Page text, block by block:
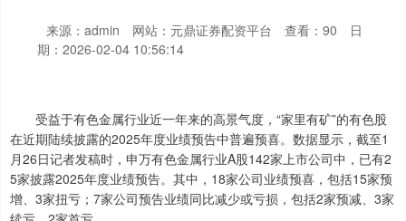
来源：admin 网站：元鼎证券配资平台 查看：90
日
期：2026-02-04 10:56:14
受益于有色金属行业近一年来的高景气度，“家里有矿”的有色股
在近期陆续披露的2025年度业绩预告中普遍预喜。数据显示，截至1
月26日记者发稿时，申万有色金属行业A股142家上市公司中，已有2
5家披露2025年度业绩预告。其中，18家公司业绩预喜，包括15家预
增、3家扭亏；7家公司预告业绩同比减少或亏损，包括2家预减、3家